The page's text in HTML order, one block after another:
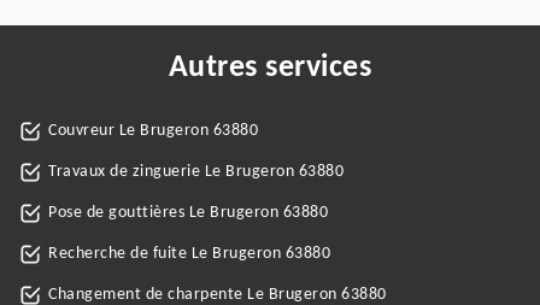
Autres services
Couvreur Le Brugeron 63880
Travaux de zinguerie Le Brugeron 63880
Pose de gouttières Le Brugeron 63880
Recherche de fuite Le Brugeron 63880
Changement de charpente Le Brugeron 63880